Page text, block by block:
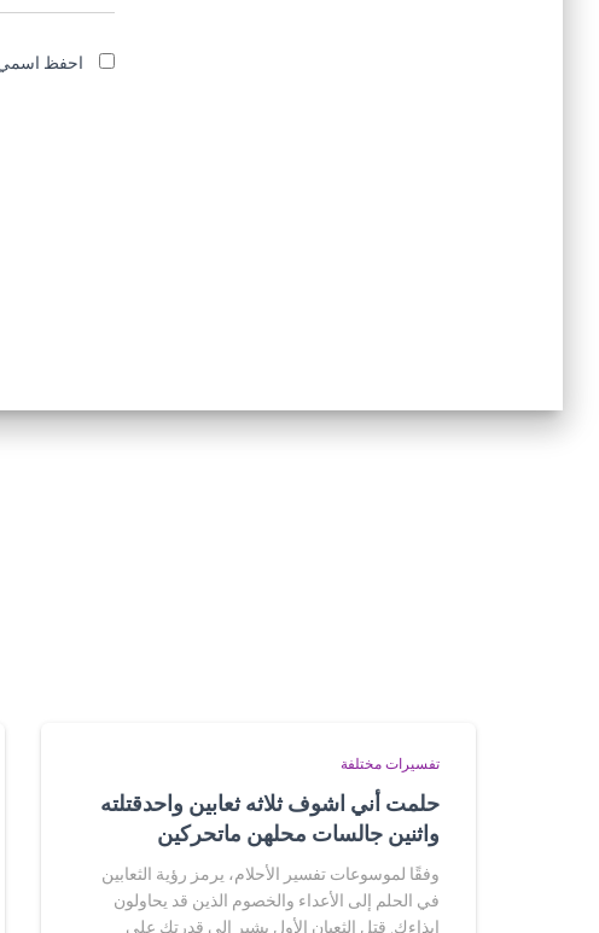
احفظ اسمي،
تفسيرات مختلفة
حلمت أني اشوف ثلاثه ثعابين واحدقتلته
واثنين جالسات محلهن ماتحركين
وفقًا لموسوعات تفسير الأحلام، يرمز رؤية الثعابين
في الحلم إلى الأعداء والخصوم الذين قد يحاولون
إيذاءك. قتل الثعبان الأول يشير إلى قدرتك على